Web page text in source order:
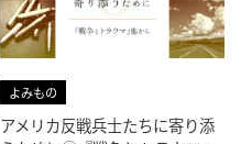
よみもの
アメリカ反戦兵士たちに寄り添